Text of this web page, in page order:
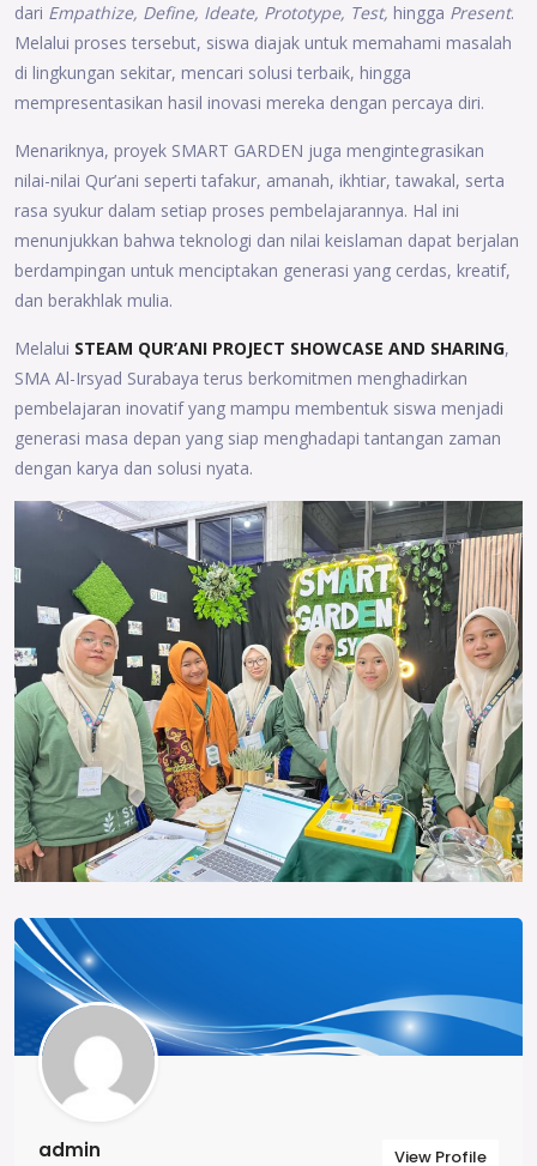
dari Empathize, Define, Ideate, Prototype, Test, hingga Present.
Melalui proses tersebut, siswa diajak untuk memahami masalah
di lingkungan sekitar, mencari solusi terbaik, hingga
mempresentasikan hasil inovasi mereka dengan percaya diri.
Menariknya, proyek SMART GARDEN juga mengintegrasikan
nilai-nilai Qur’ani seperti tafakur, amanah, ikhtiar, tawakal, serta
rasa syukur dalam setiap proses pembelajarannya. Hal ini
menunjukkan bahwa teknologi dan nilai keislaman dapat berjalan
berdampingan untuk menciptakan generasi yang cerdas, kreatif,
dan berakhlak mulia.
Melalui STEAM QUR’ANI PROJECT SHOWCASE AND SHARING,
SMA Al-Irsyad Surabaya terus berkomitmen menghadirkan
pembelajaran inovatif yang mampu membentuk siswa menjadi
generasi masa depan yang siap menghadapi tantangan zaman
dengan karya dan solusi nyata.
admin View Profile